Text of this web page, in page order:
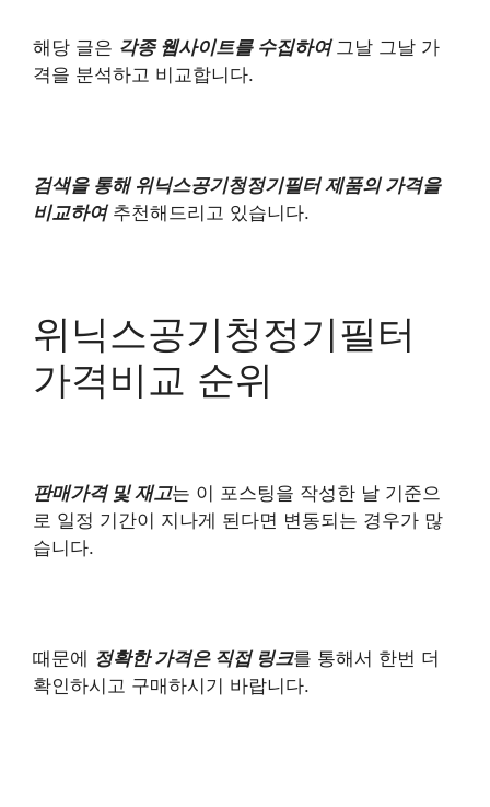
해당 글은 각종 웹사이트를 수집하여 그날 그날 가
격을 분석하고 비교합니다.
검색을 통해 위닉스공기청정기필터 제품의 가격을
비교하여추천해드리고 있습니다.
위닉스공기청정기필터
가격비교 순위
판매가격 및 재고는 이 포스팅을 작성한 날 기준으
로 일정 기간이 지나게 된다면 변동되는 경우가 많
습니다.
때문에 정확한 가격은 직접 링크를 통해서 한번 더
확인하시고 구매하시기 바랍니다.